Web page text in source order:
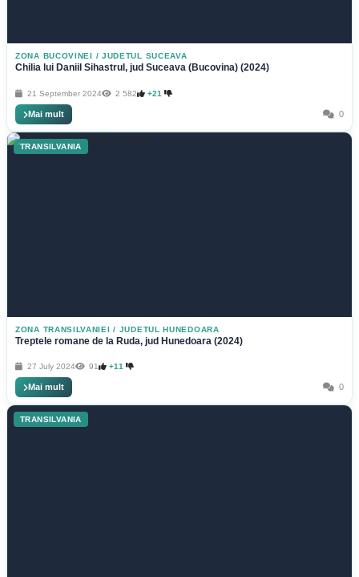
ZONA BUCOVINEI / JUDETUL SUCEAVA
Chilia lui Daniil Sihastrul, jud Suceava (Bucovina) (2024)
21 September 2024 2 582 +21
Mai mult 0
TRANSILVANIA
ZONA TRANSILVANIEI / JUDETUL HUNEDOARA
Treptele romane de la Ruda, jud Hunedoara (2024)
27 July 2024 91 +11
Mai mult 0
TRANSILVANIA